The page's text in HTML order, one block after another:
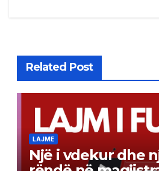
Related Post
LAJME
Një i vdekur dhe